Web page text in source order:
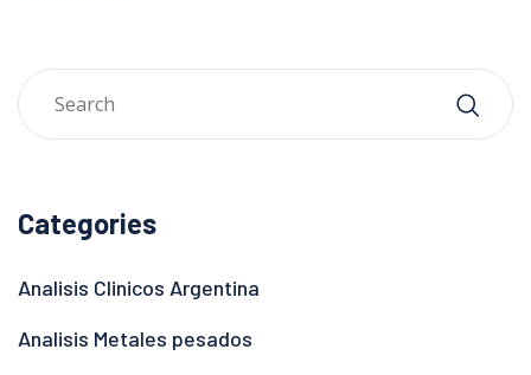
Categories
Analisis Clinicos Argentina
Analisis Metales pesados